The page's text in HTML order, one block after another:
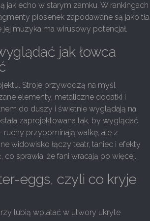
echo w starym zamku. W rankingach
piosenek zapodawane są jako tła
muzyka ma wirusowy potencjał.
jak łowca
Stroje przywodzą na myśl
elementy, metaliczne dodatki i
do duszy i świetnie wyglądają na
zaprojektowana tak, by wyglądać
przypominają walkę, ale z
widowisko łączy teatr, taniec i efekty
sprawia, że fani wracają po więcej.
eggs, czyli co kryje
lubią wplatać w utwory ukryte